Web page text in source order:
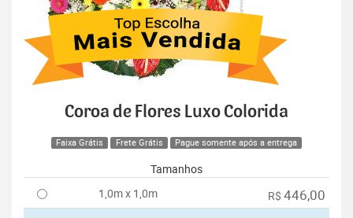
Coroa de Flores Luxo Colorida
Faixa Grátis Frete Grátis Pague somente após a entrega
Tamanhos
1,0m x 1,0m
R$ 446,00